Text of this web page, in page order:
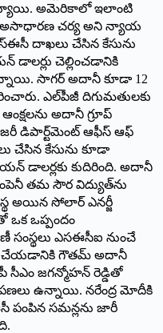
అమెరికాలో ఇలాంటి
అసాధారణ చర్య అని న్యాయ
దాఖలు చేసిన కేసును
డాలర్లు చెల్లించడానికి
సాగర్ అదానీ కూడా 12
ఎల్‌పీజీ దిగుమతులకు
అదానీ గ్రూప్
డిపార్ట్‌మెంట్ ఆఫీస్ ఆఫ్
చేసిన కేసును కూడా
డాలర్లకు కుదిరింది. అదానీ
తమ సౌర విద్యుత్‌ను
అయిన సోలార్ ఎనర్జీ
ఒప్పందం
సంస్థలు ఎసఈసీఐ నుంచే
చేయడానికి గౌతమ్ అదానీ
సీఎం జగన్మోహన్ రెడ్డితో
ఉన్నాయి. నరేంద్ర మోదీకి
పంపిన సమన్లను జారీ